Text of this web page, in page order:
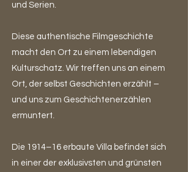
und Serien.
Diese authentische Filmgeschichte
macht den Ort zu einem lebendigen
Kulturschatz. Wir treffen uns an einem
Ort, der selbst Geschichten erzählt –
und uns zum Geschichtenerzählen
ermuntert.
Die 1914–16 erbaute Villa befindet sich
in einer der exklusivsten und grünsten